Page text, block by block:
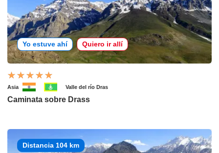
Yo estuve ahí Quiero ir allí
Asia Valle del río Dras
Caminata sobre Drass
Distancia 104 km